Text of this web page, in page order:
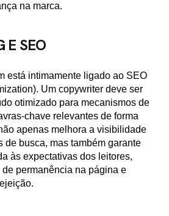
na marca.
E SEO
está intimamente ligado ao SEO
Um copywriter deve ser
otimizado para mecanismos de
chave relevantes de forma
apenas melhora a visibilidade
de busca, mas também garante
às expectativas dos leitores,
permanência na página e